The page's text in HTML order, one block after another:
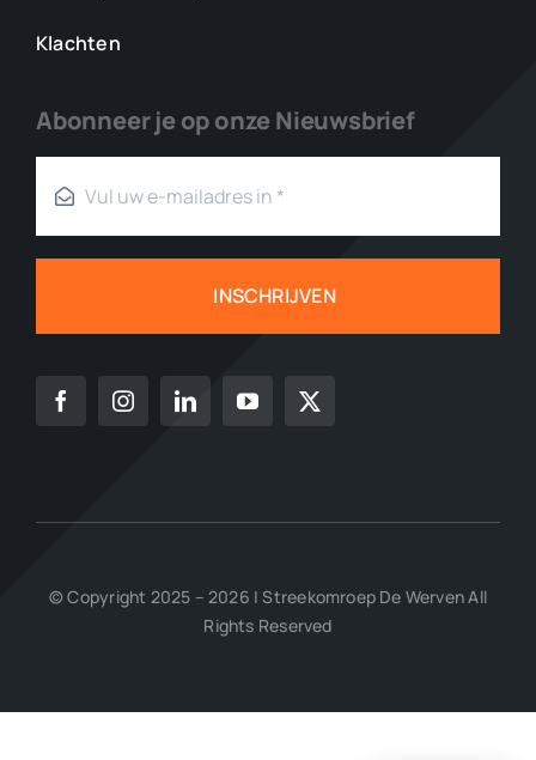
Klachten
Abonneer je op onze Nieuwsbrief
INSCHRIJVEN
© Copyright 2025 – 2026 | Streekomroep De Werven All
Rights Reserved